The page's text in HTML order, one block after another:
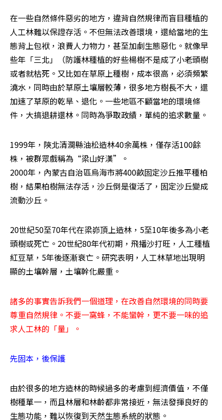
在一些自然條件惡劣的地方，違背自然規律而盲目種植的
人工林難以保證存活。不但無法改善環境，還給當地的生
態背上包袱，浪費人力物力，甚至加劇生態惡化。就像早
些年「三北」（防護林種植的好些楊樹不是成了小老頭樹
或者就枯死。又比如在草原上種樹，成本很高，必須頻繁
澆水，同時由於草原土壤層較薄，很多地方樹長不大，還
加速了草原的乾旱、退化。一些地區不顧當地的環境條
件，大搞退耕還林。同時為爭取政績，單純的追求數量。
1999年，陝北清澗縣油松造林40余萬株，僅存活100餘
株，被群眾戲稱為“梁山好漢”。
2000年，內蒙古自治區烏海市將400畝固定沙丘推平種柏
樹，結果柏樹無法存活，沙丘倒是復活了，固定沙丘變成
流動沙丘。
20世紀50至70年代在梁峁頂上造林，5至10年後多為小老
頭樹或死亡。20世紀80年代初期，飛播沙打旺，人工種植
紅豆草，5年後逐漸衰亡。研究表明，人工林草地出現明
顯的土壤幹層，土壤幹化嚴重。
諸多的事實告訴我們一個道理，在改善自然環境的同時要
尊重自然規律。不要一窩蜂，不能蠻幹，更不要一味的追
求人工林的「量」。
先固本，後保護
由於很多的地方造林的時候過多的考慮到經濟價值，不僅
樹種單一，而且林層和林齡都非常接近，無法發揮良好的
生態功能，難以恢復到天然生態系統的狀態。